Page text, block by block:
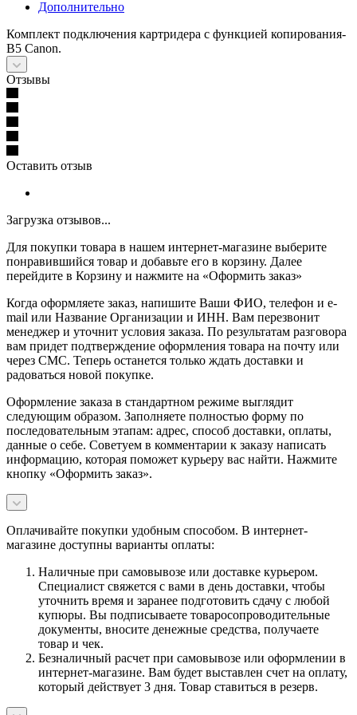
Дополнительно
Комплект подключения картридера с функцией копирования-
B5 Canon.
Отзывы
Оставить отзыв
Загрузка отзывов...
Для покупки товара в нашем интернет-магазине выберите
понравившийся товар и добавьте его в корзину. Далее
перейдите в Корзину и нажмите на «Оформить заказ»
Когда оформляете заказ, напишите Ваши ФИО, телефон и e-
mail или Название Организации и ИНН. Вам перезвонит
менеджер и уточнит условия заказа. По результатам разговора
вам придет подтверждение оформления товара на почту или
через СМС. Теперь останется только ждать доставки и
радоваться новой покупке.
Оформление заказа в стандартном режиме выглядит
следующим образом. Заполняете полностью форму по
последовательным этапам: адрес, способ доставки, оплаты,
данные о себе. Советуем в комментарии к заказу написать
информацию, которая поможет курьеру вас найти. Нажмите
кнопку «Оформить заказ».
Оплачивайте покупки удобным способом. В интернет-
магазине доступны варианты оплаты:
Наличные при самовывозе или доставке курьером.
Специалист свяжется с вами в день доставки, чтобы
уточнить время и заранее подготовить сдачу с любой
купюры. Вы подписываете товаросопроводительные
документы, вносите денежные средства, получаете
товар и чек.
Безналичный расчет при самовывозе или оформлении в
интернет-магазине. Вам будет выставлен счет на оплату,
который действует 3 дня. Товар ставиться в резерв.